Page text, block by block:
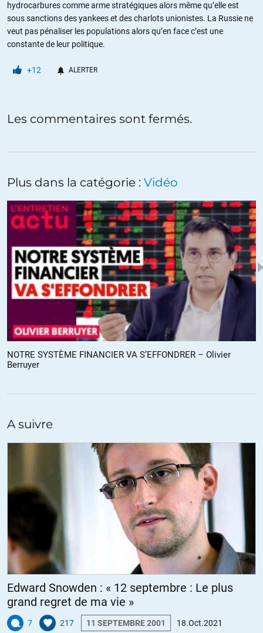
hydrocarbures comme arme stratégiques alors même qu’elle est
sous sanctions des yankees et des charlots unionistes. La Russie ne
veut pas pénaliser les populations alors qu’en face c’est une
constante de leur politique.
+12 ALERTER
Les commentaires sont fermés.
Plus dans la catégorie : Vidéo
NOTRE SYSTÈME FINANCIER VA S’EFFONDRER – Olivier
Berruyer
A suivre
Edward Snowden : « 12 septembre : Le plus
grand regret de ma vie »
7 217 11 SEPTEMBRE 2001 18.Oct.2021